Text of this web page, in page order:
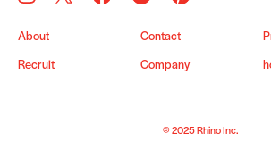
About Contact
Recruit Company
© 2025 Rhino Inc.